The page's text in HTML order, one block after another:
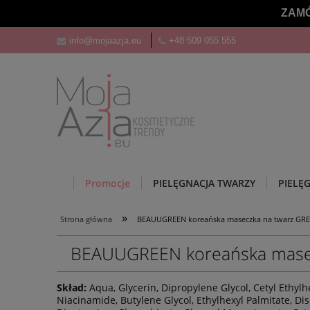
info@mojaazja.eu +48 509 055 555
Promocje PIELĘGNACJA TWARZY
Strona główna » BEAUUGREEN koreańska maseczka na twarz
BEAUUGREEN koreańska
Skład: Aqua, Glycerin, Dipropylene Glycol, Cetyl
Niacinamide, Butylene Glycol, Ethylhexyl Palmitate,